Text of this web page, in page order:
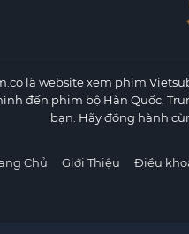
là website xem phim
đến phim bộ Hàn Quốc,
bạn. Hãy đồng hành
Chủ Giới Thiệu Điều